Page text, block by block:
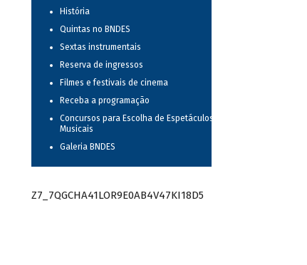
História
Quintas no BNDES
Sextas instrumentais
Reserva de ingressos
Filmes e festivais de cinema
Receba a programação
Concursos para Escolha de Espetáculos
Musicais
Galeria BNDES
Z7_7QGCHA41LOR9E0AB4V47KI18D5